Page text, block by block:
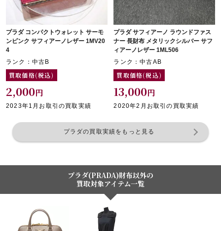
プラダ コンパクトウォレット サーモ
ンピンク サフィアーノレザー 1MV20
4
ランク：中古B
買取価格(税込)
2,000円
2023年1月お取引の買取実績
プラダ サフィアーノ ラウンドファス
ナー 長財布 メタリックシルバー サフ
ィアーノレザー 1ML506
ランク：中古AB
買取価格(税込)
13,000円
2020年2月お取引の買取実績
プラダの買取実績をもっと見る
プラダ(PRADA)財布以外の
買取対象アイテム一覧